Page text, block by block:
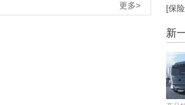
更多>
[保
新
租车/